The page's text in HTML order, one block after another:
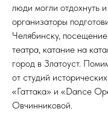
люди могли отдохнуть
организаторы
Челябинску,
театра, катание на
город в Златоуст.
от студий
«Гаттака» и «Dance
Овчинниковой.